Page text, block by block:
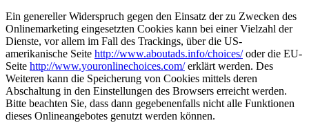
Ein genereller Widerspruch gegen den Einsatz der zu Zwecken des
Onlinemarketing eingesetzten Cookies kann bei einer Vielzahl der
Dienste, vor allem im Fall des Trackings, über die US-
amerikanische Seite http://www.aboutads.info/choices/oder die EU-
Seite http://www.youronlinechoices.com/erklärt werden. Des
Weiteren kann die Speicherung von Cookies mittels deren
Abschaltung in den Einstellungen des Browsers erreicht werden.
Bitte beachten Sie, dass dann gegebenenfalls nicht alle Funktionen
dieses Onlineangebotes genutzt werden können.